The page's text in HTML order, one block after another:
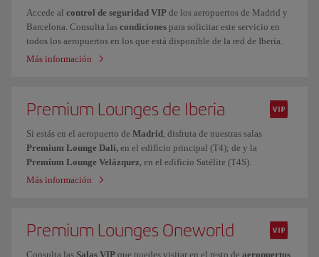
Accede al control de seguridad VIP de los aeropuertos de Madrid y
Barcelona. Consulta las condiciones para solicitar este servicio en
todos los aeropuertos en los que está disponible de la red de Iberia.
Más información
Premium Lounges de Iberia
Si estás en el aeropuerto de Madrid, disfruta de nuestras salas
Premium Lounge Dalí, en el edificio principal (T4); de y la
Premium Lounge Velázquez, en el edificio Satélite (T4S).
Más información
Premium Lounges Oneworld
Consulta las Salas VIP que puedes visitar en el resto de aeropuertos